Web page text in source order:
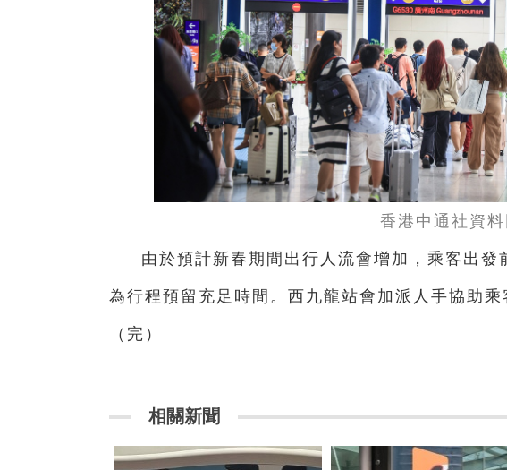
香港中通社資料
由於預計新春期間出行人流會增加，乘客出發
為行程預留充足時間。西九龍站會加派人手協助乘
（完）
相關新聞